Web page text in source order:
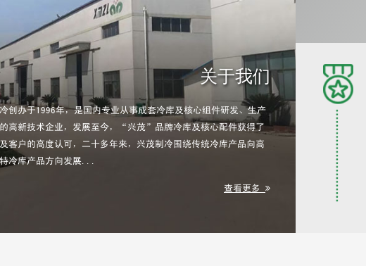
关于我们
创办于1996年，是国内专业从事成套冷库及核心组件研发、生产
高新技术企业，发展至今，“兴茂”品牌冷库及核心配件获得了
客户的高度认可，二十多年来，兴茂制冷围绕传统冷库产品向高
冷库产品方向发展...
查看更多